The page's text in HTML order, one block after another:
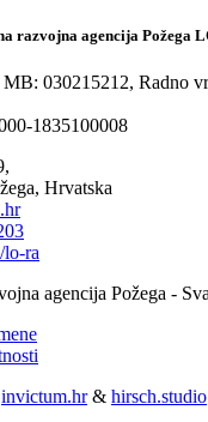
razvojna agencija Požega
030215212, Radno
1835100008
Hrvatska
lo-ra
agencija Požega -
invictum.hr& hirsch.studio